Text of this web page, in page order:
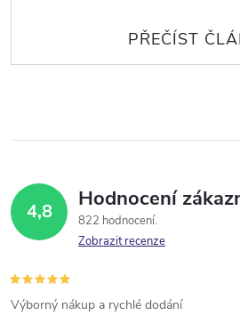
4,8 Hodnocení
822 hodnocení
Zobrazit recenze
Výborný nákup a rychlé dodání